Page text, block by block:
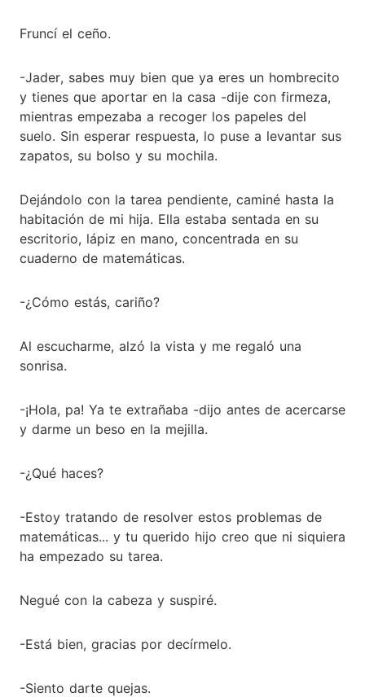
Fruncí el ceño.
-Jader, sabes muy bien que ya eres un hombrecito
y tienes que aportar en la casa -dije con firmeza,
mientras empezaba a recoger los papeles del
suelo. Sin esperar respuesta, lo puse a levantar sus
zapatos, su bolso y su mochila.
Dejándolo con la tarea pendiente, caminé hasta la
habitación de mi hija. Ella estaba sentada en su
escritorio, lápiz en mano, concentrada en su
cuaderno de matemáticas.
-¿Cómo estás, cariño?
Al escucharme, alzó la vista y me regaló una
sonrisa.
-¡Hola, pa! Ya te extrañaba -dijo antes de acercarse
y darme un beso en la mejilla.
-¿Qué haces?
-Estoy tratando de resolver estos problemas de
matemáticas... y tu querido hijo creo que ni siquiera
ha empezado su tarea.
Negué con la cabeza y suspiré.
-Está bien, gracias por decírmelo.
-Siento darte quejas.